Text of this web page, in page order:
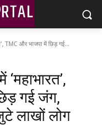
TMC और भाजपा में छिड़ गई...
गई जंग,
लाखों लोग